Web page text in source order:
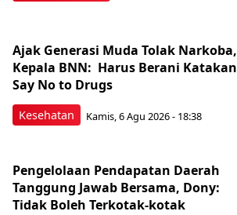
Kesehatan
Ajak Generasi Muda Tolak Narkoba,
Kepala BNN: Harus Berani Katakan
Say No to Drugs
Kamis, 6 Agu 2026 - 18:38
Pengelolaan Pendapatan Daerah
Tanggung Jawab Bersama, Dony:
Tidak Boleh Terkotak-kotak